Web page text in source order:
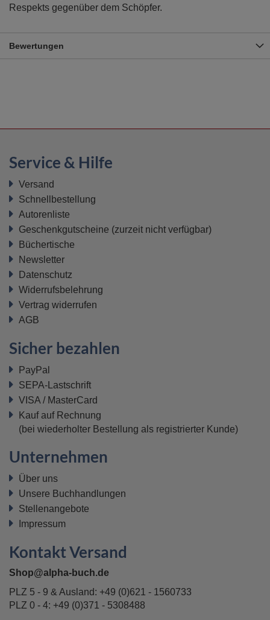
Respekts gegenüber dem Schöpfer.
Bewertungen
Service & Hilfe
Versand
Schnellbestellung
Autorenliste
Geschenkgutscheine (zurzeit nicht verfügbar)
Büchertische
Newsletter
Datenschutz
Widerrufsbelehrung
Vertrag widerrufen
AGB
Sicher bezahlen
PayPal
SEPA-Lastschrift
VISA / MasterCard
Kauf auf Rechnung
(bei wiederholter Bestellung als registrierter Kunde)
Unternehmen
Über uns
Unsere Buchhandlungen
Stellenangebote
Impressum
Kontakt Versand
Shop@alpha-buch.de
PLZ 5 - 9 & Ausland: +49 (0)621 - 1560733
PLZ 0 - 4: +49 (0)371 - 5308488